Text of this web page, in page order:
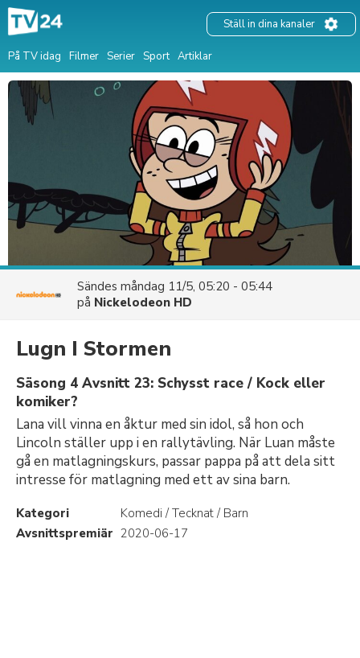
På TV idag Filmer Serier Sport Artiklar
Ställ in dina kanaler
Sändes måndag 11/5, 05:20 - 05:44
på Nickelodeon HD
Lugn I Stormen
Säsong 4 Avsnitt 23: Schysst race / Kock eller
komiker?
Lana vill vinna en åktur med sin idol, så hon och
Lincoln ställer upp i en rallytävling. När Luan måste
gå en matlagningskurs, passar pappa på att dela sitt
intresse för matlagning med ett av sina barn.
Kategori
Komedi / Tecknat / Barn
Avsnittspremiär 2020-06-17